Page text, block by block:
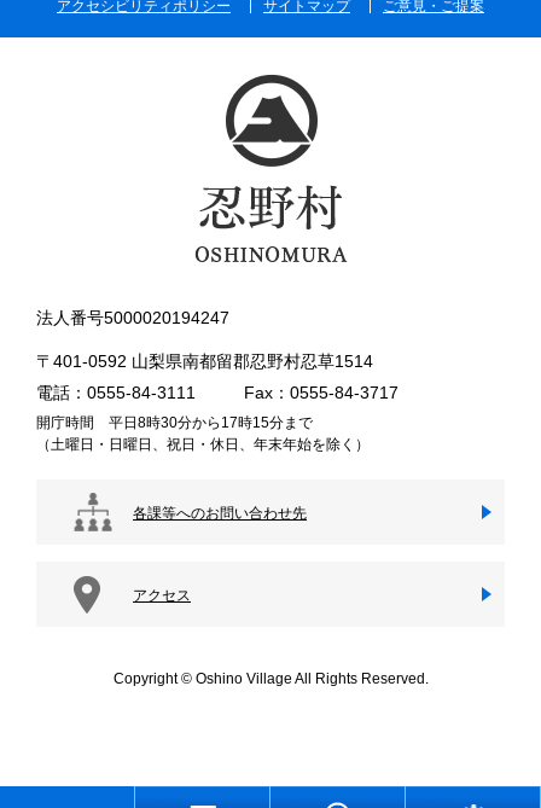
アクセシビリティポリシー
サイトマップ ご意見・ご提案
法人番号5000020194247
〒401-0592 山梨県南都留郡忍野村忍草1514
電話：0555-84-3111
Fax：0555-84-3717
開庁時間 平日8時30分から17時15分まで
（土曜日・日曜日、祝日・休日、年末年始を除く）
各課等へのお問い合わせ先
アクセス
Copyright © Oshino Village All Rights Reserved.